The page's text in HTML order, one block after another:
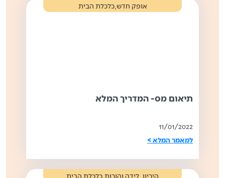
אופק חדש ,כלכלת הבית
תיאום מס- המדריך המלא
11/01/2022
למאמר המלא >
היריון, לידה והורות כלכלת הבית